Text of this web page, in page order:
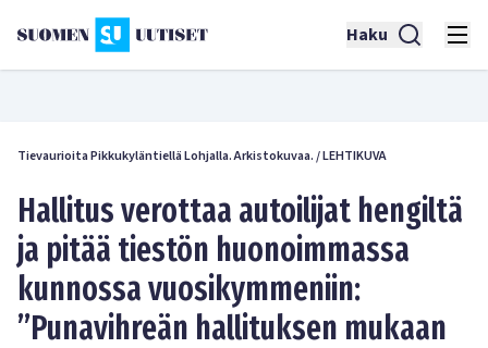
Haku
Tievaurioita Pikkukyläntiellä Lohjalla. Arkistokuvaa./LEHTIKUVA
Hallitus verottaa autoilijat hengiltä
ja pitää tiestön huonoimmassa
kunnossa vuosikymmeniin:
”Punavihreän hallituksen mukaan